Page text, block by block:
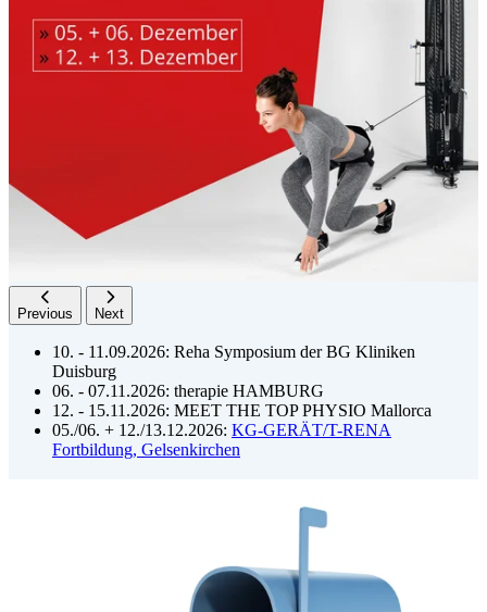
Previous Next
10. - 11.09.2026: Reha Symposium der BG Kliniken
Duisburg
06. - 07.11.2026: therapie HAMBURG
12. - 15.11.2026: MEET THE TOP PHYSIO Mallorca
05./06. + 12./13.12.2026: KG-GERÄT/T-RENA
Fortbildung, Gelsenkirchen